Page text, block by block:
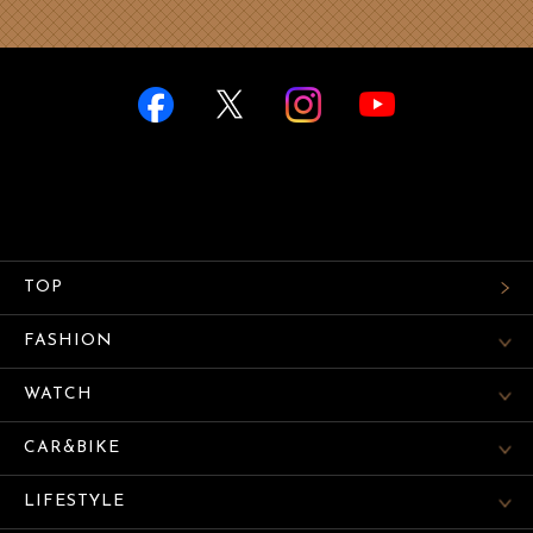
TOP
FASHION
WATCH
CAR&BIKE
LIFESTYLE